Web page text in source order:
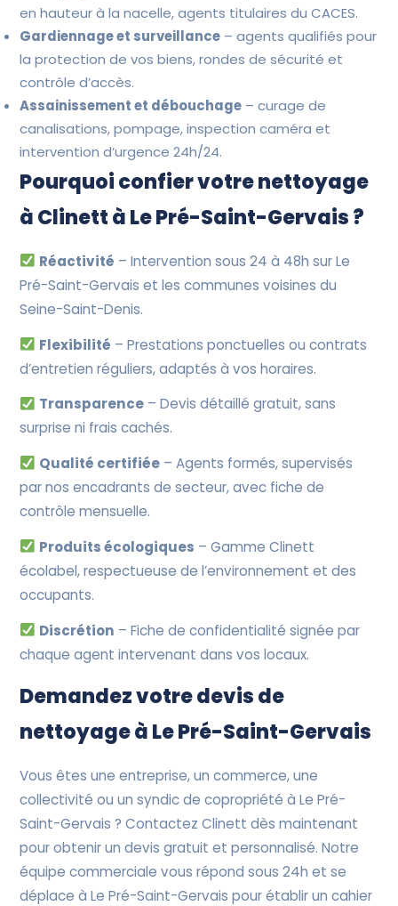
en hauteur à la nacelle, agents titulaires du CACES.
Gardiennage et surveillance – agents qualifiés pour
la protection de vos biens, rondes de sécurité et
contrôle d’accès.
Assainissement et débouchage – curage de
canalisations, pompage, inspection caméra et
intervention d’urgence 24h/24.
Pourquoi confier votre nettoyage
à Clinett à Le Pré-Saint-Gervais ?
Réactivité – Intervention sous 24 à 48h sur Le
Pré-Saint-Gervais et les communes voisines du
Seine-Saint-Denis.
Flexibilité – Prestations ponctuelles ou contrats
d’entretien réguliers, adaptés à vos horaires.
Transparence– Devis détaillé gratuit, sans
surprise ni frais cachés.
Qualité certifiée– Agents formés, supervisés
par nos encadrants de secteur, avec fiche de
contrôle mensuelle.
Produits écologiques – Gamme Clinett
écolabel, respectueuse de l’environnement et des
occupants.
Discrétion – Fiche de confidentialité signée par
chaque agent intervenant dans vos locaux.
Demandez votre devis de
nettoyage à Le Pré-Saint-Gervais
Vous êtes une entreprise, un commerce, une
collectivité ou un syndic de copropriété à Le Pré-
Saint-Gervais ? Contactez Clinett dès maintenant
pour obtenir un devis gratuit et personnalisé. Notre
équipe commerciale vous répond sous 24h et se
déplace à Le Pré-Saint-Gervais pour établir un cahier